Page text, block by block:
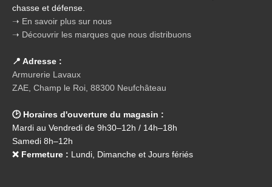
chasse et défense.
➝ En savoir plus sur nous
➝ Découvrir les marques que nous distribuons
📍 Adresse :
Armurerie Lavaux
ZAE, Champ le Roi, 88300 Neufchâteau
🕑 Horaires d'ouverture du magasin :
Mardi au Vendredi de 9h30–12h / 14h–18h
Samedi 8h–12h
❌ Fermeture : Lundi, Dimanche et Jours fériés